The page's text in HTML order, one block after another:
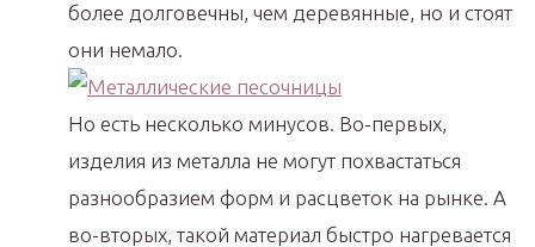
более долговечны, чем деревянные, но и стоят
они немало.
Но есть несколько минусов. Во-первых,
изделия из металла не могут похвастаться
разнообразием форм и расцветок на рынке. А
во-вторых, такой материал быстро нагревается